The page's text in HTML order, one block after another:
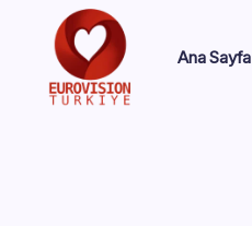
Ana Sayfa